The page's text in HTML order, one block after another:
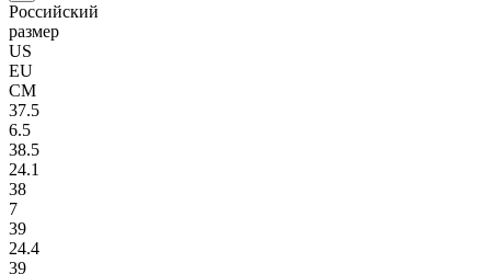
Российский
размер
US
EU
СМ
37.5
6.5
38.5
24.1
38
7
39
24.4
39